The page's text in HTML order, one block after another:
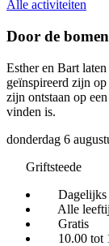
Alle activiteiten
Door de
Esther en Bart
geïnspireerd zijn
zijn ontstaan op
vinden is.
donderdag 6
Griftsteede
Dagelijks
Alle
Gratis
10.00 tot